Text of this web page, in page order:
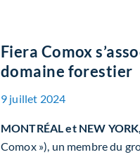
Fiera Comox
domaine forestier
9 juillet 2024
MONTRÉAL et NEW
Comox »), un membre du